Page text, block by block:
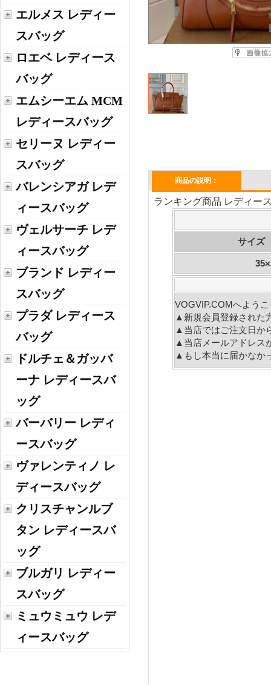
エルメス レディー
スバッグ
ロエベ レディース
バッグ
エムシーエム MCM
レディースバッグ
セリーヌ レディー
スバッグ
バレンシアガ レデ
ィースバッグ
ヴェルサーチ レデ
ィースバッグ
ブランド レディー
スバッグ
プラダ レディース
バッグ
ドルチェ＆ガッバ
ーナ レディースバ
ッグ
バーバリー レディ
ースバッグ
ヴァレンティノ レ
ディースバッグ
クリスチャンルブ
タン レディースバ
ッグ
ブルガリ レディー
スバッグ
ミュウミュウ レデ
ィースバッグ
商品の説明：
ランキング商品 レディー
サイズ
VOGVIP.COMへよう
▲新規会員登録された
▲当店ではご注文日か
▲当店メールアドレス
▲もし本当に届かなか